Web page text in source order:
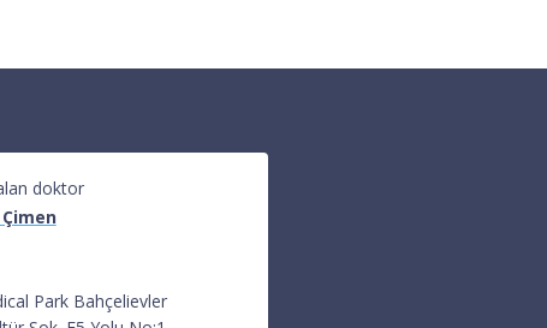
doktor
Park Bahçelievler